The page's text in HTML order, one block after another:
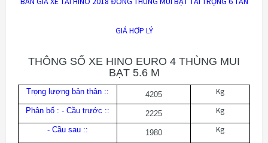
GIÁ HƠP LÝ
THÔNG SỐ XE HINO EURO 4 THÙNG MUI
BẠT 5.6 M
Trọng lượng bản thân :: 4205 Kg
Phân bố : - Cầu trước :: 2225 Kg
- Cầu sau :: 1980 Kg